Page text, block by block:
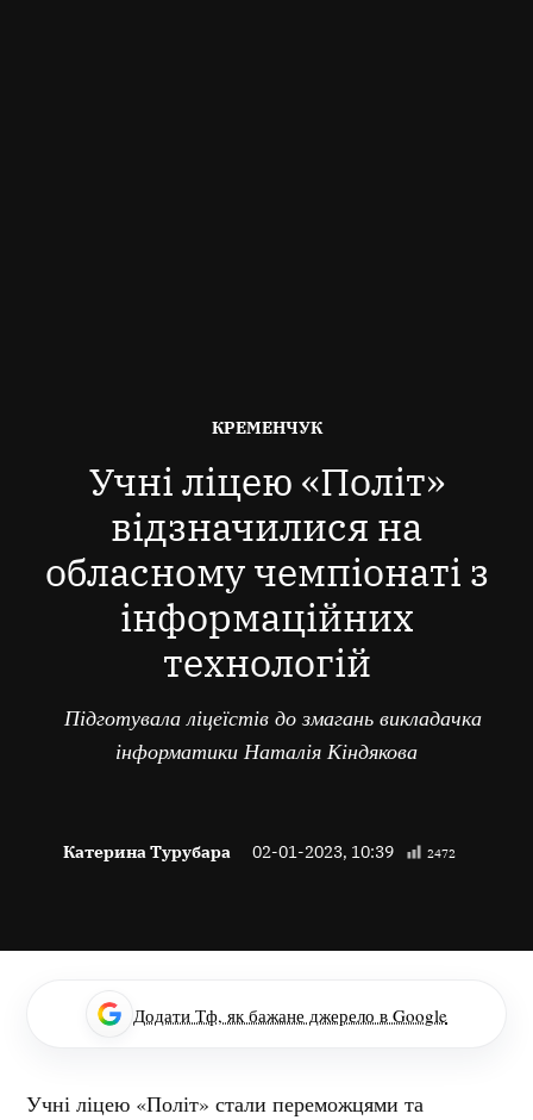
ОПУБЛІКОВАНО
КРЕМЕНЧУК
Учні ліцею «Політ»
відзначилися на
обласному чемпіонаті з
інформаційних
технологій
Підготувала ліцеїстів до змагань викладачка
інформатики Наталія Кіндякова
Катерина Турубара 02-01-2023, 10:39 2472
Додати Тф, як бажане джерело в Google
Учні ліцею «Політ» стали переможцями та